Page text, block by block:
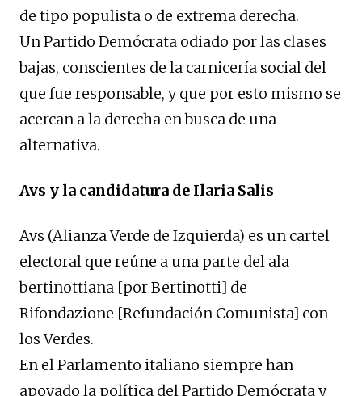
de tipo populista o de extrema derecha.
Un Partido Demócrata odiado por las clases
bajas, conscientes de la carnicería social del
que fue responsable, y que por esto mismo se
acercan a la derecha en busca de una
alternativa.
Avs y la candidatura de Ilaria Salis
Avs (Alianza Verde de Izquierda) es un cartel
electoral que reúne a una parte del ala
bertinottiana [por Bertinotti] de
Rifondazione [Refundación Comunista] con
los Verdes.
En el Parlamento italiano siempre han
apoyado la política del Partido Demócrata y